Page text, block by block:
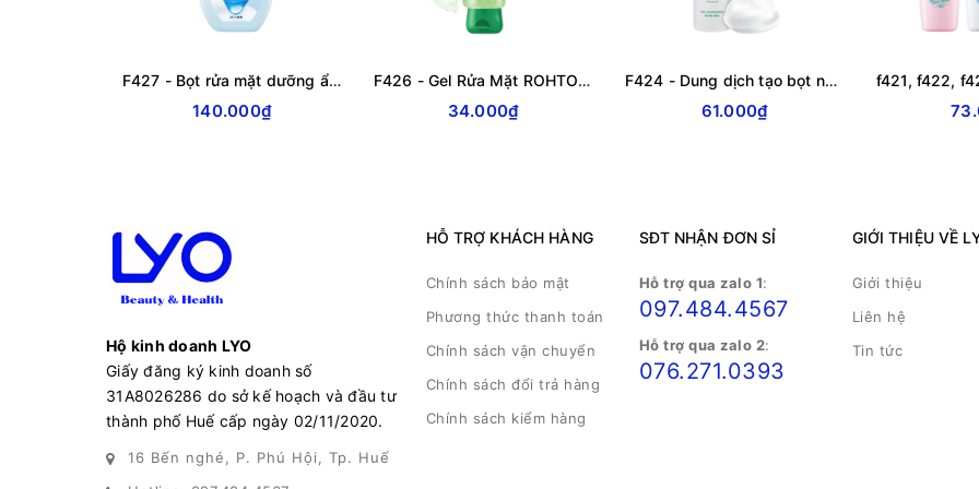
F427 - Bọt rửa mặt dưỡng ẩm ROHTO Hada Labo Gokujyun Moisturizing Foaming Wash 160 ml
140.000₫
F426 - Gel Rửa Mặt ROHTO Acnes Kiểm Soát Nhờn Oil Control Cleanser
34.000₫
F424 - Dung dịch tạo bọt ngừa mụn ROHTO Acnes Foaming Wash 150ml
61.000₫
Hộ kinh doanh LYO
Giấy đăng ký kinh doanh số
31A8026286 do sở kế hoạch và đầu tư
thành phố Huế cấp ngày 02/11/2020.
16 Bến nghé, P. Phú Hội, Tp. Huế
HỖ TRỢ KHÁCH HÀNG
Chính sách bảo mật
Phương thức thanh toán
Chính sách vận chuyển
Chính sách đổi trả hàng
Chính sách kiểm hàng
SĐT NHẬN ĐƠN SỈ
Hỗ trợ qua zalo 1:
097.484.4567
Hỗ trợ qua zalo 2:
076.271.0393
GIỚI THIỆU VỀ
Giới thiệu
Liên hệ
Tin tức